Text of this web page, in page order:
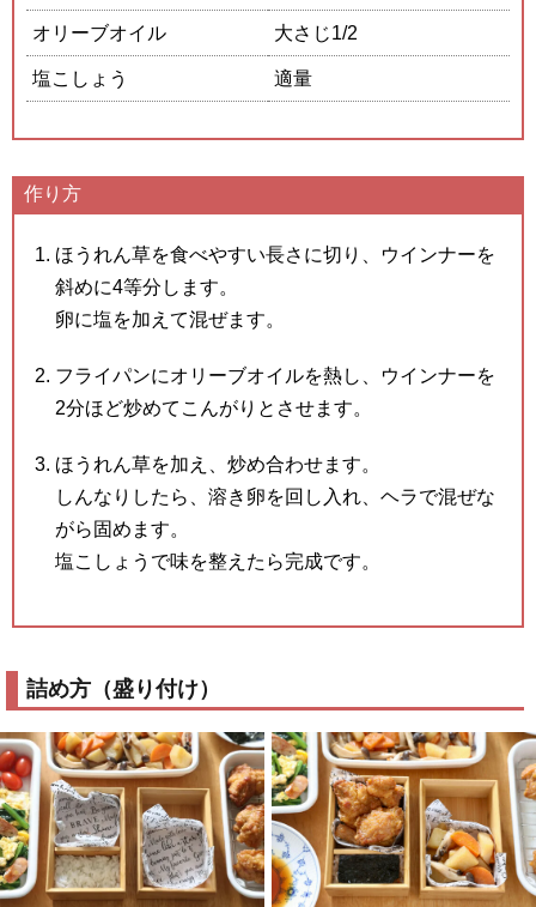
オリーブオイル 大さじ1/2
塩こしょう 適量
作り方
ほうれん草を食べやすい長さに切り、ウインナーを
斜めに4等分します。
卵に塩を加えて混ぜます。
フライパンにオリーブオイルを熱し、ウインナーを
2分ほど炒めてこんがりとさせます。
ほうれん草を加え、炒め合わせます。
しんなりしたら、溶き卵を回し入れ、ヘラで混ぜな
がら固めます。
塩こしょうで味を整えたら完成です。
詰め方（盛り付け）